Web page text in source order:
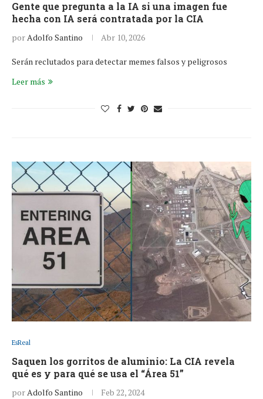
Gente que pregunta a la IA si una imagen fue
hecha con IA será contratada por la CIA
porAdolfo Santino Abr 10, 2026
Serán reclutados para detectar memes falsos y peligrosos
Leer más
EsReal
Saquen los gorritos de aluminio: La CIA revela
qué es y para qué se usa el “Área 51”
porAdolfo Santino Feb 22, 2024